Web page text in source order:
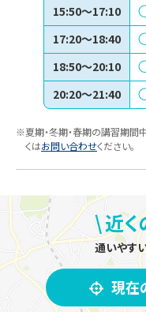
15:50～17:10
17:20～18:40
18:50～20:10
20:20～21:40
※夏期・冬期・春期の講習期間
くはお問い合わせください。
\近
通いやす
現在